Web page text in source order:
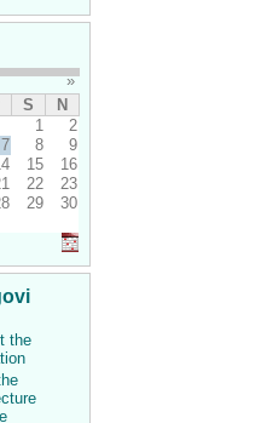
»
S
N
1
2
7 8
9
15
16
22
23
29
30
the